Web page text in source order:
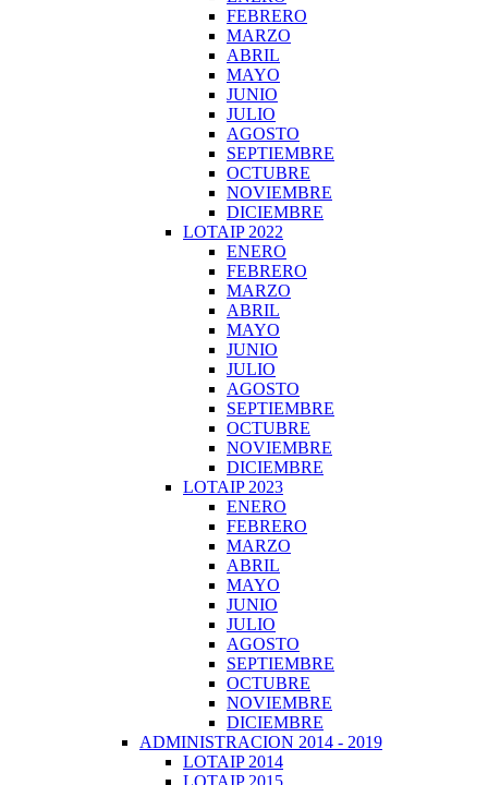
FEBRERO
MARZO
ABRIL
MAYO
JUNIO
JULIO
AGOSTO
SEPTIEMBRE
OCTUBRE
NOVIEMBRE
DICIEMBRE
LOTAIP 2022
ENERO
FEBRERO
MARZO
ABRIL
MAYO
JUNIO
JULIO
AGOSTO
SEPTIEMBRE
OCTUBRE
NOVIEMBRE
DICIEMBRE
LOTAIP 2023
ENERO
FEBRERO
MARZO
ABRIL
MAYO
JUNIO
JULIO
AGOSTO
SEPTIEMBRE
OCTUBRE
NOVIEMBRE
DICIEMBRE
ADMINISTRACION 2014 - 2019
LOTAIP 2014
LOTAIP 2015